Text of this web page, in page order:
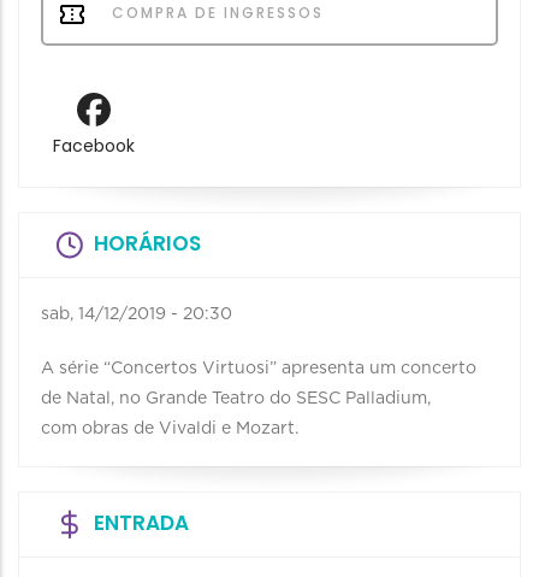
COMPRA DE INGRESSOS
Facebook
HORÁRIOS
sab, 14/12/2019 - 20:30
A série “Concertos Virtuosi” apresenta um concerto
de Natal, no Grande Teatro do SESC Palladium,
com obras de Vivaldi e Mozart.
ENTRADA